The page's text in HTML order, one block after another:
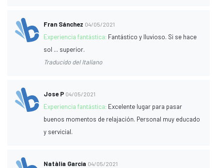
Fran Sánchez 04/05/2021
Experiencia fantástica: Fantástico y lluvioso. Si se hace
sol ... superior.
Traducido del Italiano
Jose P 04/05/2021
Experiencia fantástica: Excelente lugar para pasar
buenos momentos de relajación. Personal muy educado
y servicial.
Natàlia Garcia 04/05/2021